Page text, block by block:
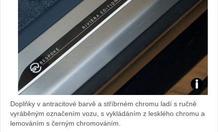
foto
Doplňky v antracitové barvě a stříbrném chromu ladí s ručně
vyráběným označením vozu, s vykládáním z lesklého chromu a
lemováním s černým chromováním.